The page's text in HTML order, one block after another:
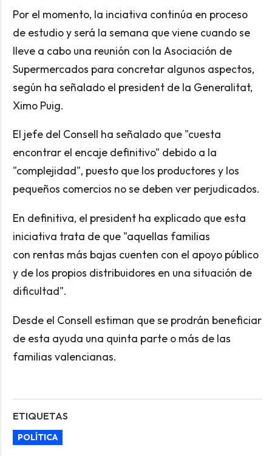
Por el momento, la inciativa continúa en proceso
de estudio y será la semana que viene cuando se
lleve a cabo una reunión con la Asociación de
Supermercados para concretar algunos aspectos,
según ha señalado el president de la Generalitat,
Ximo Puig.
El jefe del Consell ha señalado que "cuesta
encontrar el encaje definitivo" debido a la
"complejidad", puesto que los productores y los
pequeños comercios no se deben ver perjudicados.
En definitiva, el president ha explicado que esta
iniciativa trata de que "aquellas familias
con rentas más bajas cuenten con el apoyo público
y de los propios distribuidores en una situación de
dificultad".
Desde el Consell estiman que se prodrán beneficiar
de esta ayuda una quinta parte o más de las
familias valencianas.
ETIQUETAS
POLÍTICA